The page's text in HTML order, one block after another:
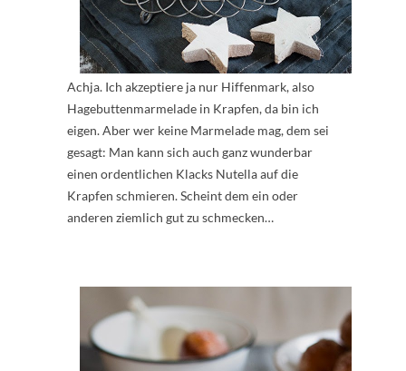
Achja. Ich akzeptiere ja nur Hiffenmark, also
Hagebuttenmarmelade in Krapfen, da bin ich
eigen. Aber wer keine Marmelade mag, dem sei
gesagt: Man kann sich auch ganz wunderbar
einen ordentlichen Klacks Nutella auf die
Krapfen schmieren. Scheint dem ein oder
anderen ziemlich gut zu schmecken…